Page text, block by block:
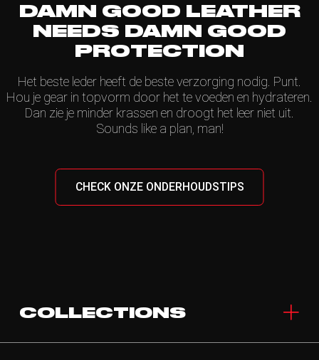
DAMN GOOD LEATHER
NEEDS DAMN GOOD
PROTECTION
Het beste leder heeft de beste verzorging nodig. Punt.
Hou je gear in topvorm door het te voeden en hydrateren.
Dan zie je minder krassen en droogt het leer niet uit.
Sounds like a plan, man!
CHECK ONZE ONDERHOUDSTIPS
COLLECTIONS